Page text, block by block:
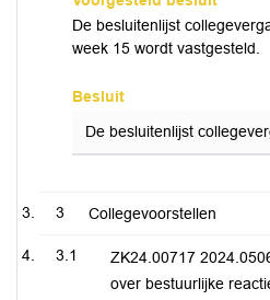
De besluitenlijst
week 15 wordt vastgesteld.
Besluit
De besluitenlijst
3 Collegevoorstellen
3.1
ZK24.00717
over bestuurlijke